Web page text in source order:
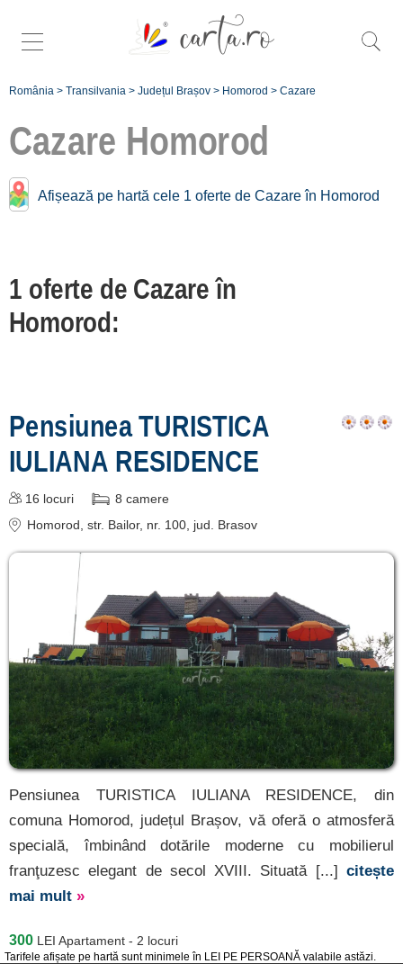
România > Transilvania > Județul Brașov > Homorod > Cazare
Cazare Homorod
Afișează pe hartă cele 1 oferte de Cazare în Homorod
Tarifele afișate pe hartă sunt minimele în LEI PE PERSOANĂ valabile astăzi.
1 oferte de Cazare în
Homorod:
Pensiunea TURISTICA
IULIANA RESIDENCE
16 locuri 8 camere
Homorod , str. Bailor, nr. 100 , jud. Brasov
Pensiunea TURISTICA IULIANA RESIDENCE, din
comuna Homorod, județul Brașov, vă oferă o atmosferă
specială, îmbinând dotările moderne cu mobilierul
franţuzesc elegant de secol XVIII. Situată [...] citește
mai mult »
300 LEI Apartament - 2 locuri
Cazare în apropiere de
Homorod:
[1 oferte la 6.7 km]
Țara Făgărașului
[15 oferte la 39.1 km]
[89 oferte la 50.5 km]
Zărnești
[4 oferte la 53.1 km]
Predeal
[27 oferte la 63.7 km]
Înscrie o unitate de
cazare
despre C A R T A ®
termeni și condiții
contact
login